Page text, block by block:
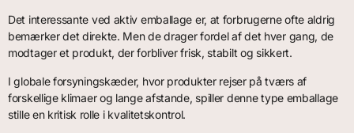
Det interessante ved aktiv emballage er, at forbrugerne ofte aldrig
bemærker det direkte. Men de drager fordel af det hver gang, de
modtager et produkt, der forbliver frisk, stabilt og sikkert.
I globale forsyningskæder, hvor produkter rejser på tværs af
forskellige klimaer og lange afstande, spiller denne type emballage
stille en kritisk rolle i kvalitetskontrol.